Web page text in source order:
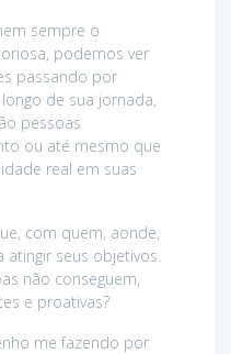
sempre o
podemos ver
passando por
de sua jornada,
pessoas
ou até mesmo que
real em suas
com quem, aonde,
seus objetivos.
não conseguem,
e proativas?
me fazendo por